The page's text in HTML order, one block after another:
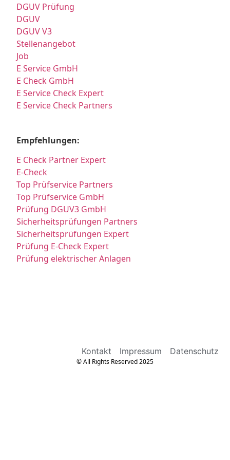
DGUV Prüfung
DGUV
DGUV V3
Stellenangebot
Job
E Service GmbH
E Check GmbH
E Service Check Expert
E Service Check Partners
Empfehlungen:
E Check Partner Expert
E-Check
Top Prüfservice Partners
Top Prüfservice GmbH
Prüfung DGUV3 GmbH
Sicherheitsprüfungen Partners
Sicherheitsprüfungen Expert
Prüfung E-Check Expert
Prüfung elektrischer Anlagen
Kontakt Impressum Datenschutz
© All Rights Reserved 2025